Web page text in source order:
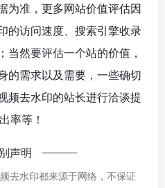
为准，更多网站价值评估因
的访问速度、搜索引擎收录
当然要评估一个站的价值，
的需求以及需要，一些确切
频去水印的站长进行洽谈提
率等！
声明
去水印都来源于网络，不保证